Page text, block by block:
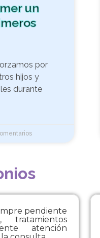
un
por
hijos y
durante
pendiente
tratamientos
atención